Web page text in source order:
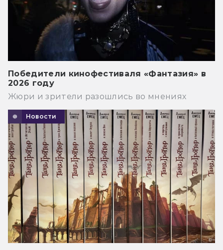
Победители кинофестиваля «Фантазия» в
2026 году
Жюри и зрители разошлись во мнениях
Новости